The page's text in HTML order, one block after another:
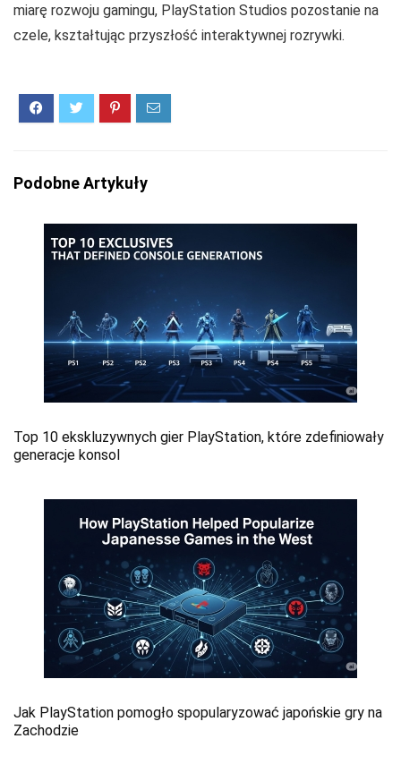
miarę rozwoju gamingu, PlayStation Studios pozostanie na
czele, kształtując przyszłość interaktywnej rozrywki.
Podobne Artykuły
Top 10 ekskluzywnych gier PlayStation, które zdefiniowały
generacje konsol
Jak PlayStation pomogło spopularyzować japońskie gry na
Zachodzie